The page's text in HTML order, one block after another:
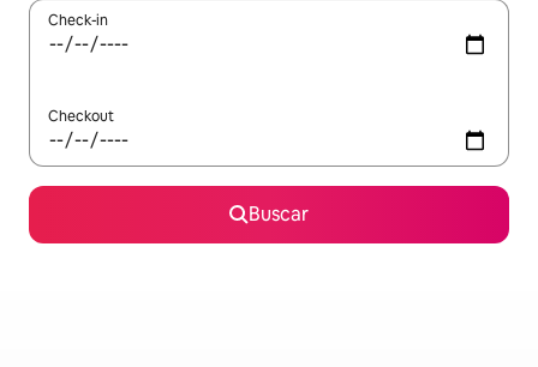
Check-in
Checkout
Buscar